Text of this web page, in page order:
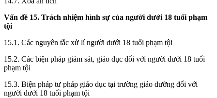
Vấn đề 15. Trách nhiệm hình sự của người dưới 18 tuổi phạm
tội
15.1. Các nguyên tắc xử lí người dưới 18 tuổi phạm tội
15.2. Các biện pháp giám sát, giáo dục đối với người dưới 18 tuổi
phạm tội
15.3. Biện pháp tư pháp giáo dục tại trường giáo dưỡng đối với
người dưới 18 tuổi phạm tội